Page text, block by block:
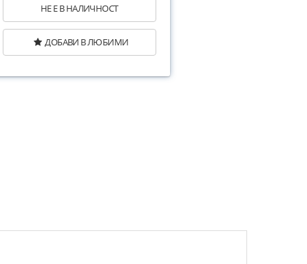
НЕ Е В НАЛИЧНОСТ
ДОБАВИ В ЛЮБИМИ